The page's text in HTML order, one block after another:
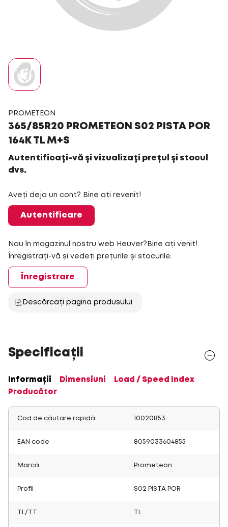
PROMETEON
365/85R20 PROMETEON S02 PISTA POR
164K TL M+S
Autentificați-vă și vizualizați prețul și stocul
dvs.
Aveți deja un cont? Bine ați revenit!
Autentificare
Nou în magazinul nostru web Heuver?Bine ați venit!
Înregistrați-vă și vedeți prețurile și stocurile.
Înregistrare
Descărcați pagina produsului
Specificații
Informații Dimensiuni
Load / Speed Index
Producător
Cod de căutare rapidă 10020853
EAN code 8059033604855
Marcă Prometeon
Profil S02 PISTA POR
TL/TT